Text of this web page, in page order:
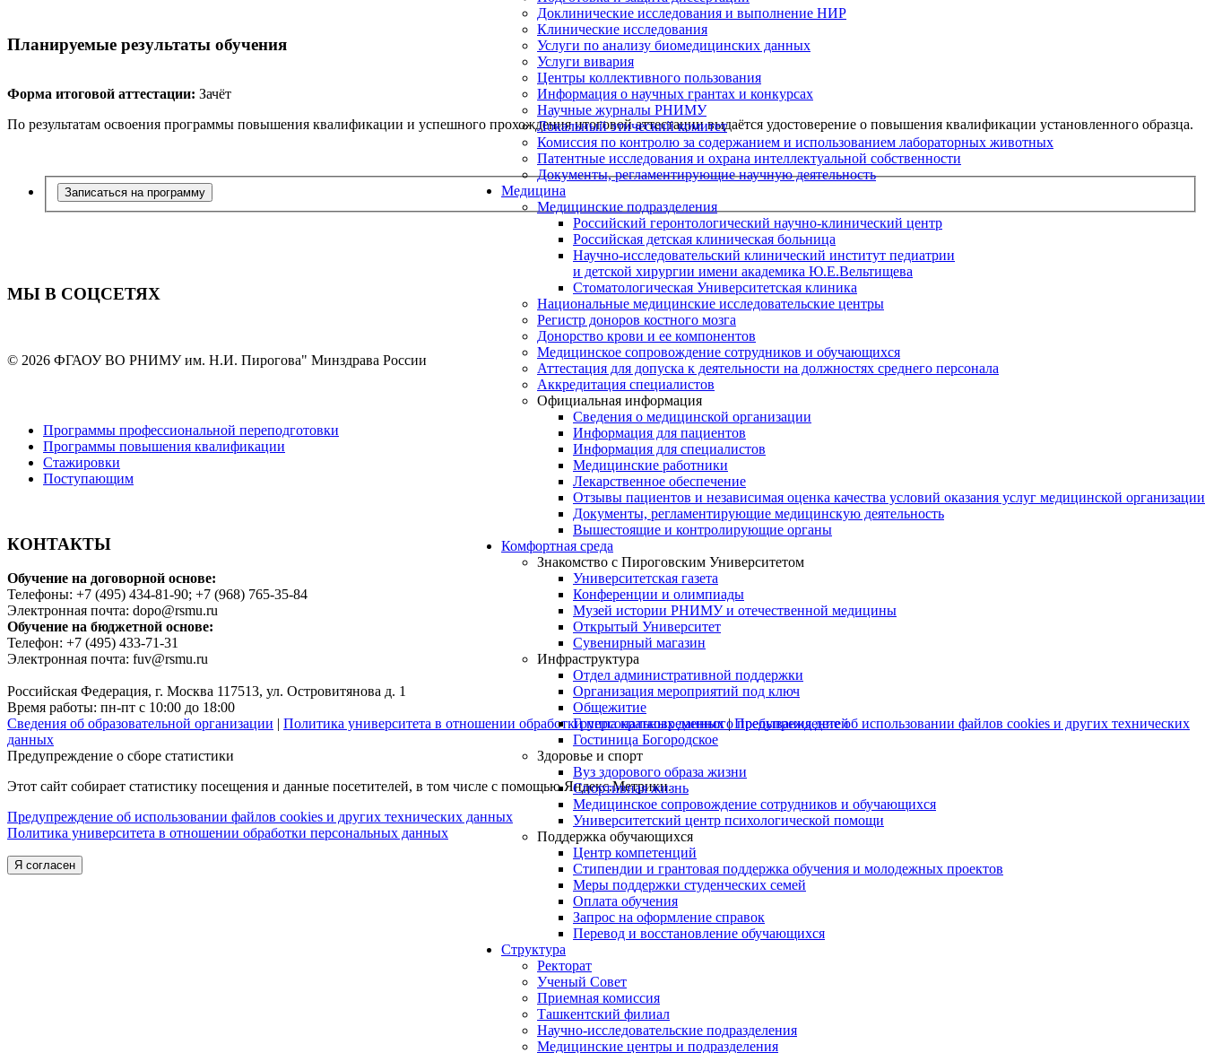
Доклинические исследования и выполнение НИР
Клинические исследования
Услуги по анализу биомедицинских данных
Услуги вивария
Центры коллективного пользования
Информация о научных грантах и конкурсах
Научные журналы РНИМУ
Локальный этический комитет
Комиссия по контролю за содержанием и использованием лабораторных животных
Патентные исследования и охрана интеллектуальной собственности
Документы, регламентирующие научную деятельность
Медицина
Медицинские подразделения
Российский геронтологический научно-клинический центр
Российская детская клиническая больница
Научно-исследовательский клинический институт педиатрии
и детской хирургии имени академика Ю.Е.Вельтищева
Стоматологическая Университетская клиника
Национальные медицинские исследовательские центры
Регистр доноров костного мозга
Донорство крови и ее компонентов
Медицинское сопровождение сотрудников и обучающихся
Аттестация для допуска к деятельности на должностях среднего персонала
Аккредитация специалистов
Официальная информация
Сведения о медицинской организации
Информация для пациентов
Информация для специалистов
Медицинские работники
Лекарственное обеспечение
Отзывы пациентов и независимая оценка качества условий оказания услуг медицинской организации
Документы, регламентирующие медицинскую деятельность
Вышестоящие и контролирующие органы
Комфортная среда
Знакомство с Пироговским Университетом
Университетская газета
Конференции и олимпиады
Музей истории РНИМУ и отечественной медицины
Открытый Университет
Сувенирный магазин
Инфраструктура
Отдел административной поддержки
Организация мероприятий под ключ
Общежитие
Группа кратковременного пребывания детей
Гостиница Богородское
Здоровье и спорт
Вуз здорового образа жизни
Спортивная жизнь
Медицинское сопровождение сотрудников и обучающихся
Университетский центр психологической помощи
Поддержка обучающихся
Центр компетенций
Стипендии и грантовая поддержка обучения и молодежных проектов
Меры поддержки студенческих семей
Оплата обучения
Запрос на оформление справок
Перевод и восстановление обучающихся
Структура
Ректорат
Ученый Совет
Приемная комиссия
Ташкентский филиал
Научно-исследовательские подразделения
Медицинские центры и подразделения
Планируемые результаты обучения
Форма итоговой аттестации: Зачёт
По результатам освоения программы повышения квалификации и успешного прохождения итоговой аттестации выдаётся удостоверение о повышения квалификации установленного образца.
Записаться на программу
МЫ В СОЦСЕТЯХ
© 2026 ФГАОУ ВО РНИМУ им. Н.И. Пирогова" Минздрава России
Программы профессиональной переподготовки
Программы повышения квалификации
Стажировки
Поступающим
КОНТАКТЫ
Обучение на договорной основе:
Телефоны: +7 (495) 434-81-90; +7 (968) 765-35-84
Электронная почта: dopo@rsmu.ru
Обучение на бюджетной основе:
Телефон: +7 (495) 433-71-31
Электронная почта: fuv@rsmu.ru
Российская Федерация, г. Москва 117513, ул. Островитянова д. 1
Время работы: пн-пт с 10:00 до 18:00
Сведения об образовательной организации | Политика университета в отношении обработки персональных данных|Предупреждение об использовании файлов cookies и других технических
данных
Предупреждение о сборе статистики
Этот сайт собирает статистику посещения и данные посетителей, в том числе с помощью Яндекс.Метрики.
Предупреждение об использовании файлов cookies и других технических данных
Политика университета в отношении обработки персональных данных
Я согласен